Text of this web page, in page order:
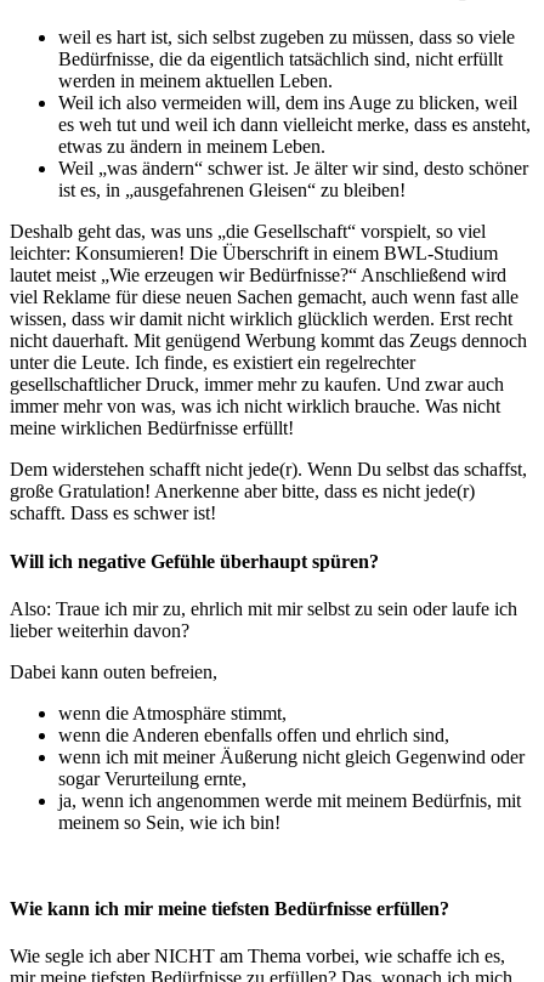
weil es hart ist, sich selbst zugeben zu müssen, dass so viele
Bedürfnisse, die da eigentlich tatsächlich sind, nicht erfüllt
werden in meinem aktuellen Leben.
Weil ich also vermeiden will, dem ins Auge zu blicken, weil
es weh tut und weil ich dann vielleicht merke, dass es ansteht,
etwas zu ändern in meinem Leben.
Weil „was ändern“ schwer ist. Je älter wir sind, desto schöner
ist es, in „ausgefahrenen Gleisen“ zu bleiben!
Deshalb geht das, was uns „die Gesellschaft“ vorspielt, so viel
leichter: Konsumieren! Die Überschrift in einem BWL-Studium
lautet meist „Wie erzeugen wir Bedürfnisse?“ Anschließend wird
viel Reklame für diese neuen Sachen gemacht, auch wenn fast alle
wissen, dass wir damit nicht wirklich glücklich werden. Erst recht
nicht dauerhaft. Mit genügend Werbung kommt das Zeugs dennoch
unter die Leute. Ich finde, es existiert ein regelrechter
gesellschaftlicher Druck, immer mehr zu kaufen. Und zwar auch
immer mehr von was, was ich nicht wirklich brauche. Was nicht
meine wirklichen Bedürfnisse erfüllt!
Dem widerstehen schafft nicht jede(r). Wenn Du selbst das schaffst,
große Gratulation! Anerkenne aber bitte, dass es nicht jede(r)
schafft. Dass es schwer ist!
Will ich negative Gefühle überhaupt spüren?
Also: Traue ich mir zu, ehrlich mit mir selbst zu sein oder laufe ich
lieber weiterhin davon?
Dabei kann outen befreien,
wenn die Atmosphäre stimmt,
wenn die Anderen ebenfalls offen und ehrlich sind,
wenn ich mit meiner Äußerung nicht gleich Gegenwind oder
sogar Verurteilung ernte,
ja, wenn ich angenommen werde mit meinem Bedürfnis, mit
meinem so Sein, wie ich bin!
Wie kann ich mir meine tiefsten Bedürfnisse erfüllen?
Wie segle ich aber NICHT am Thema vorbei, wie schaffe ich es,